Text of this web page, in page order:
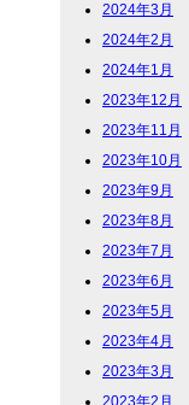
2024年3月
2024年2月
2024年1月
2023年12月
2023年11月
2023年10月
2023年9月
2023年8月
2023年7月
2023年6月
2023年5月
2023年4月
2023年3月
2023年2月